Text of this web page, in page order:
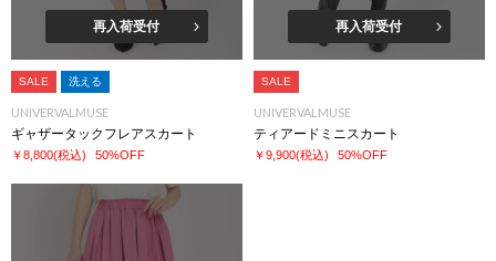
再入荷受付
SALE 洗える
UNIVERVALMUSE
ギャザータックフレアスカート
￥8,800(税込) 50%OFF
再入荷受付
SALE
UNIVERVALMUSE
ティアードミニスカート
￥9,900(税込) 50%OFF